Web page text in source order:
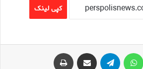
کپی لینک
لینکدین تلگرام اشتراک گذاری از طریق ایمیل